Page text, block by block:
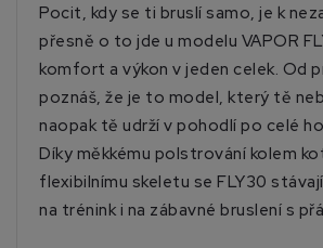
Pocit, kdy se ti bruslí samo, je k
přesně o to jde u modelu VAPOR
komfort a výkon v jeden celek. Od
poznáš, že je to model, který tě
naopak tě udrží v pohodlí po celé
Díky měkkému polstrování kolem
flexibilnímu skeletu se FLY30
na trénink i na zábavné bruslení s